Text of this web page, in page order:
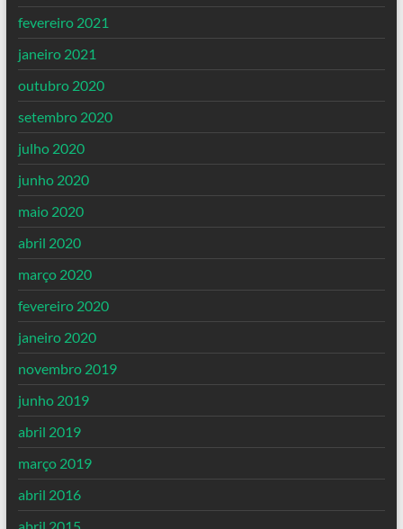
fevereiro 2021
janeiro 2021
outubro 2020
setembro 2020
julho 2020
junho 2020
maio 2020
abril 2020
março 2020
fevereiro 2020
janeiro 2020
novembro 2019
junho 2019
abril 2019
março 2019
abril 2016